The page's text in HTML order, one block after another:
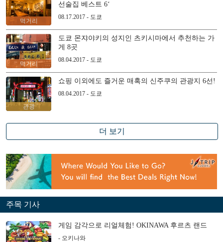
먹거리
선술집 베스트 6‘
08.17.2017 - 도쿄
먹거리
도쿄 몬쟈야키의 성지인 츠키시마에서 추천하는 가
게 8곳
08.04.2017 - 도쿄
관광
쇼핑 이외에도 즐거운 매혹의 신주쿠의 관광지 6선!
08.04.2017 - 도쿄
더 보기
주목 기사
게임 감각으로 리얼체험! OKINAWA 후르츠 랜드
- 오키나와